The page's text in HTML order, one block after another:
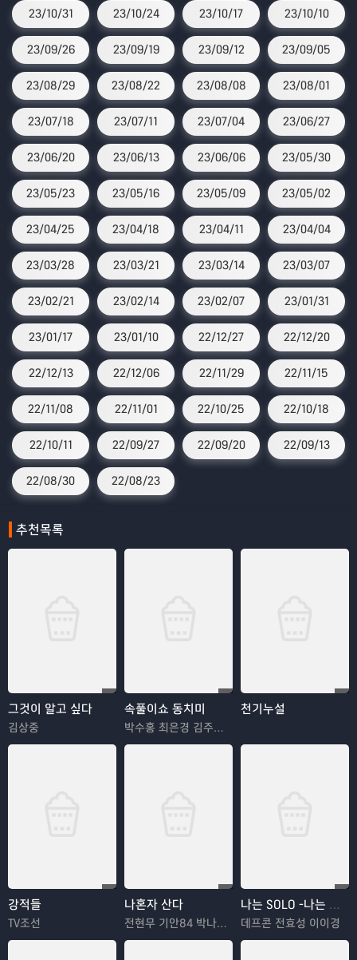
23/10/31 23/10/24 23/10/17 23/10/10
23/09/26 23/09/19 23/09/12 23/09/05
23/08/29 23/08/22 23/08/08 23/08/01
23/07/18 23/07/11 23/07/04 23/06/27
23/06/20 23/06/13 23/06/06 23/05/30
23/05/23 23/05/16 23/05/09 23/05/02
23/04/25 23/04/18 23/04/11 23/04/04
23/03/28 23/03/21 23/03/14 23/03/07
23/02/21 23/02/14 23/02/07 23/01/31
23/01/17 23/01/10 22/12/27 22/12/20
22/12/13 22/12/06 22/11/29 22/11/15
22/11/08 22/11/01 22/10/25 22/10/18
22/10/11 22/09/27 22/09/20 22/09/13
22/08/30 22/08/23
추천목록
그것이 알고 싶다
김상중
속풀이쇼 동치미
박수홍 최은경 김주은 김영옥
천기누설
강적들
TV조선
나혼자 산다
전현무 기안84 박나래 한혜진 이시언
나는 SOLO -나는 솔로
데프콘 전효성 이이경